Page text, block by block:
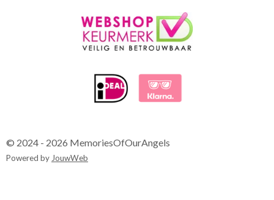
© 2024 - 2026 MemoriesOfOurAngels
Powered byJouwWeb